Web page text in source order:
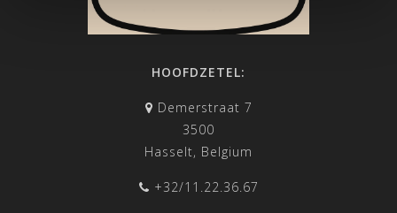
HOOFDZETEL:
Demerstraat 7
3500
Hasselt, Belgium
+32/11.22.36.67